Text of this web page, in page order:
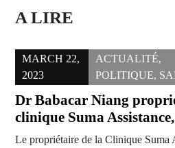
A LIRE
MARCH 22,
2023
ACTUALITÉ,
POLITIQUE,
Dr Babacar Niang
clinique Suma
Le propriétaire de la Clinique Suma